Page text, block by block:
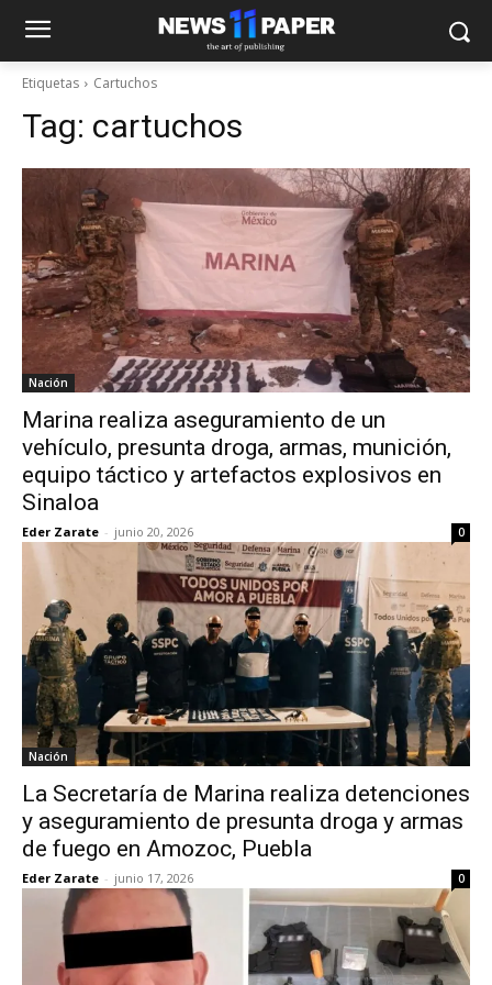
Etiquetas Cartuchos
Tag: cartuchos
Nación
Marina realiza aseguramiento de un
vehículo, presunta droga, armas, munición,
equipo táctico y artefactos explosivos en
Sinaloa
Eder Zarate - junio 20, 2026 0
Nación
La Secretaría de Marina realiza detenciones
y aseguramiento de presunta droga y armas
de fuego en Amozoc, Puebla
Eder Zarate - junio 17, 2026 0